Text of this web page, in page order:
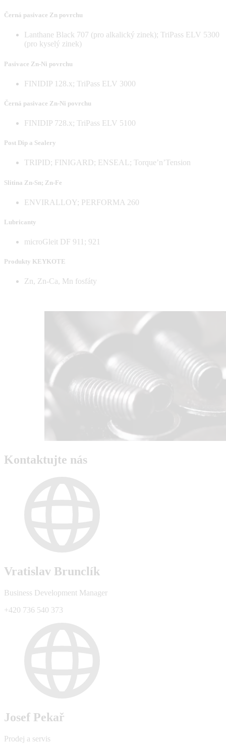
Černá pasivace Zn povrchu
Lanthane Black 707 (pro alkalický zinek); TriPass ELV 5300
(pro kyselý zinek)
Pasivace Zn-Ni povrchu
FINIDIP 128.x; TriPass ELV 3000
Černá pasivace Zn-Ni povrchu
FINIDIP 728.x; TriPass ELV 5100
Post Dip a Sealery
TRIPID; FINIGARD; ENSEAL; Torque’n’Tension
Slitina Zn-Sn; Zn-Fe
ENVIRALLOY; PERFORMA 260
Lubricanty
microGleit DF 911; 921
Produkty KEYKOTE
Zn, Zn-Ca, Mn fosfáty
Kontaktujte nás
Vratislav Brunclík
Business Development Manager
+420 736 540 373
Josef Pekař
Prodej a servis